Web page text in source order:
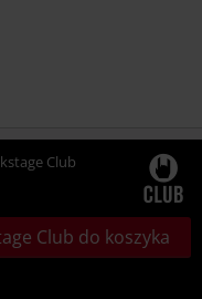
Club
Club do koszyka